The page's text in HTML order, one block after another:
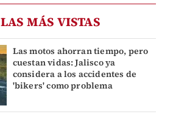
LAS MÁS VISTAS
Las motos ahorran tiempo, pero
cuestan vidas: Jalisco ya
considera a los accidentes de
'bikers' como problema